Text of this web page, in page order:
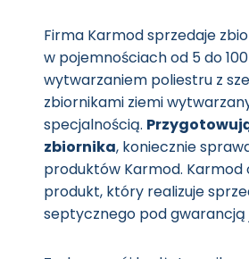
Firma Karmod sprzedaje
w pojemnościach od 5 do
wytwarzaniem poliestru z
zbiornikami ziemi
specjalnością.
zbiornika, koniecznie
produktów Karmod. Karmod
produkt, który realizuje
septycznego pod gwarancją